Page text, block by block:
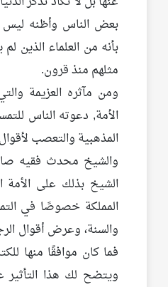
بعض الناس وأظنه
بأنه من العلماء الذين
مثلهم منذ قرون.
ومن مآثره العزيمة
الأمة, دعوته الناس
المذهبية والتعصب
والشيخ محدث فقيه
الشيخ بذلك على الأمة
المملكة خصوصًا في
والسنة، وعرض أقوال
فما كان موافقًا منها
ويتضح لك هذا